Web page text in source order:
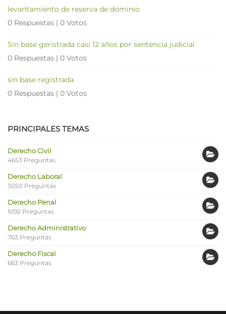
levantamiento de reserva de dominio
0 Respuestas | 0 Votos
Sin base geristrada casi 12 años por sentencia judicial
0 Respuestas | 0 Votos
sin base registrada
0 Respuestas | 0 Votos
PRINCIPALES TEMAS
Derecho Civil
4653 Preguntas
Derecho Laboral
3050 Preguntas
Derecho Penal
1092 Preguntas
Derecho Administrativo
763 Preguntas
Derecho Fiscal
663 Preguntas